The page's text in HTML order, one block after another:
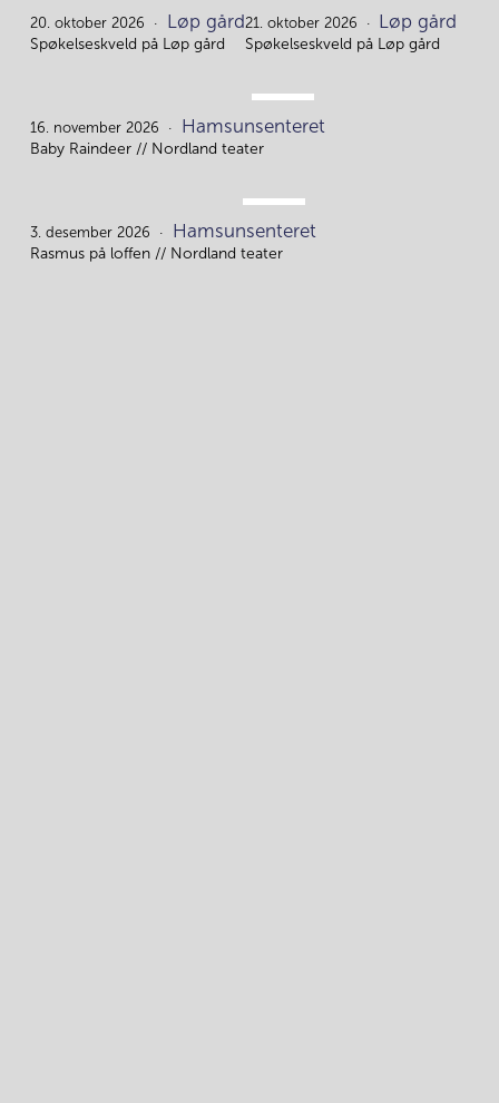
20.
20. oktober 2026 Løp gård
Spøkelseskveld på Løp gård
21.
21. oktober 2026 Løp gård
Spøkelseskveld på Løp gård
16.
16. november 2026 Hamsunsenteret
Baby Raindeer // Nordland teater
3.
3. desember 2026 Hamsunsenteret
Rasmus på loffen // Nordland teater